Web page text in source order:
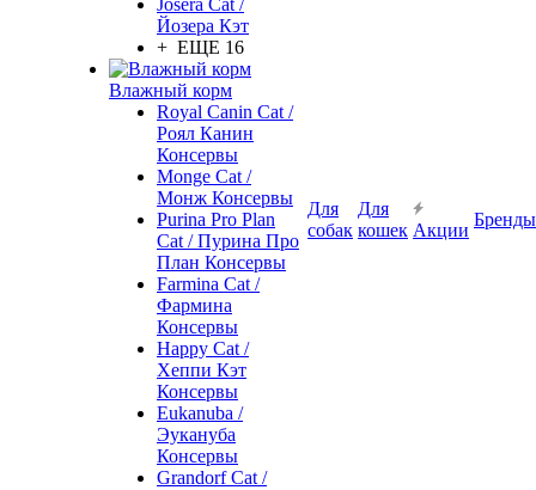
Josera Cat /
Йозера Кэт
+ ЕЩЕ 16
Влажный корм
Royal Canin Cat /
Роял Канин
Консервы
Monge Cat /
Монж Консервы
Purina Pro Plan
Cat / Пурина Про
План Консервы
Farmina Cat /
Фармина
Консервы
Happy Cat /
Хеппи Кэт
Консервы
Eukanuba /
Эукануба
Консервы
Grandorf Cat /
Для
собак
Для
кошек Акции
Бренды